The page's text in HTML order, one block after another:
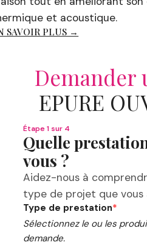
et acoustique.
PLUS →
Demander
EPURE
Étape 1 sur 4
Quelle
vous ?
Aidez-nous à
type de projet que vous
Type de prestation*
Sélectionnez le ou les
demande.